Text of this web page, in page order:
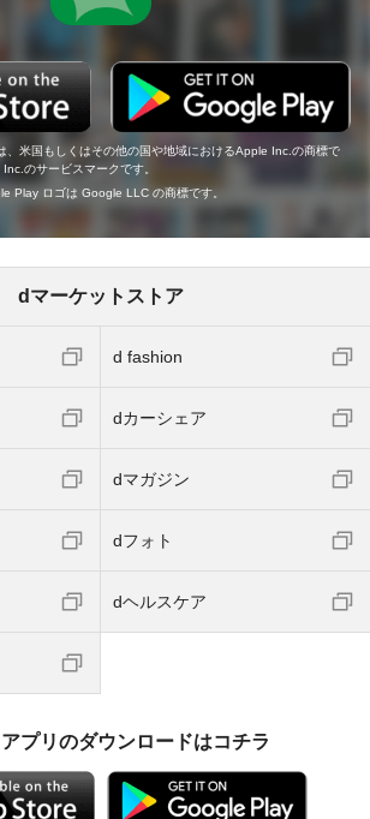
米国もしくはその他の国や地域におけるApple Inc.の商標で
のサービスマークです。
Play ロゴは Google LLC の商標です。
dマーケットストア
d fashion
dカーシェア
dマガジン
dフォト
dヘルスケア
プリのダウンロードはコチラ